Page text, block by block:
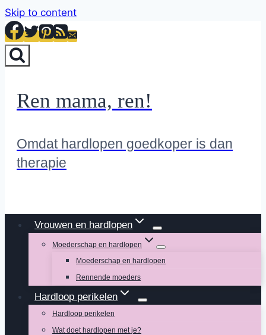
Skip to content
Ren mama, ren!
Omdat hardlopen goedkoper is dan
therapie
Vrouwen en hardlopen
Moederschap en hardlopen
Moederschap en hardlopen
Rennende moeders
Hardloop perikelen
Hardloop perikelen
Wat doet hardlopen met je?